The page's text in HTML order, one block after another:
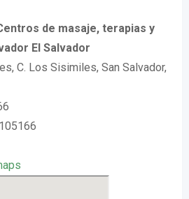
de masaje, terapias y
El Salvador
C. Los Sisimiles, San Salvador,